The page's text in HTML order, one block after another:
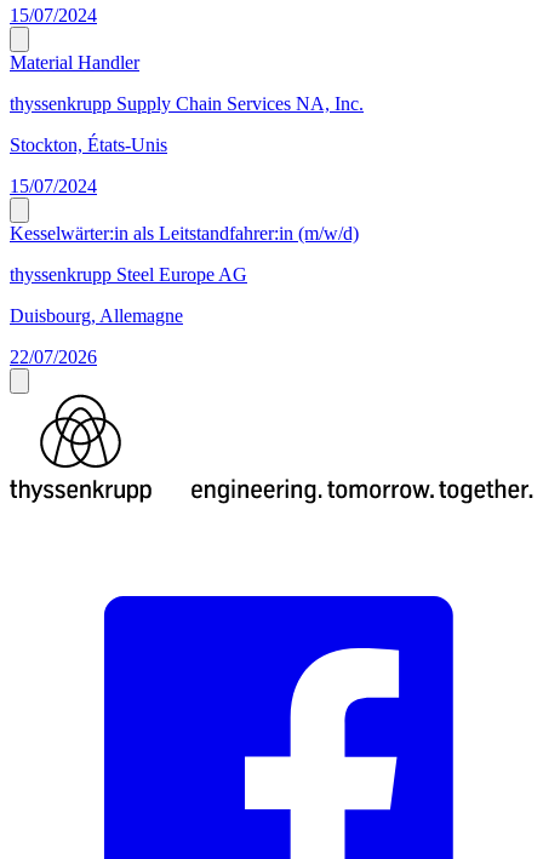
15/07/2024
Material Handler
thyssenkrupp Supply Chain Services NA, Inc.
Stockton, États-Unis
15/07/2024
Kesselwärter:in als Leitstandfahrer:in (m/w/d)
thyssenkrupp Steel Europe AG
Duisbourg, Allemagne
22/07/2026